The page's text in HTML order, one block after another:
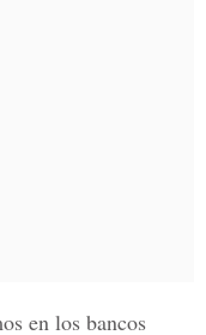
en los bancos